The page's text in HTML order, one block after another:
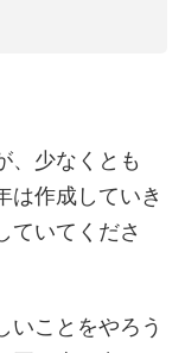
、少なくとも
は作成していき
ていてくださ
いことをやろう